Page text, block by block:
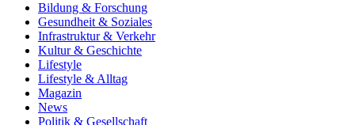
Bildung & Forschung
Gesundheit & Soziales
Infrastruktur & Verkehr
Kultur & Geschichte
Lifestyle
Lifestyle & Alltag
Magazin
News
Politik & Gesellschaft